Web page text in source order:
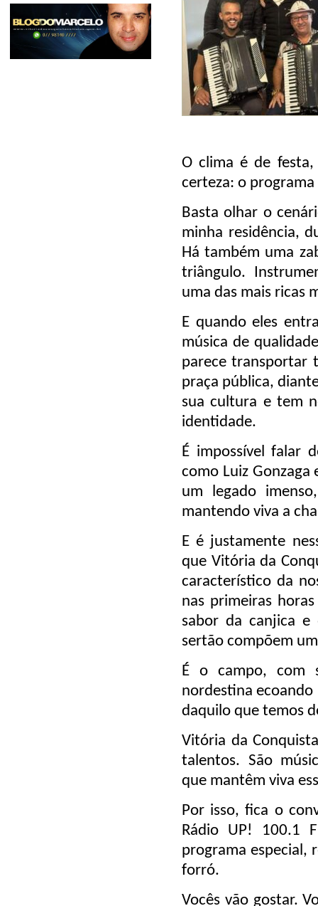
O clima é de
certeza: o
Basta olhar o
minha residência,
Há também uma
triângulo.
uma das mais ricas
E quando eles
música de
parece transportar
praça pública,
sua cultura e tem
identidade.
É impossível falar
como Luiz Gonzaga
um legado
mantendo viva a
E é justamente
que Vitória da
característico da
nas primeiras
sabor da canjica e
sertão compõem
É o campo, com
nordestina ecoando
daquilo que temos
Vitória da
talentos. São
que mantêm viva
Por isso, fica o
Rádio UP! 100.1
programa especial,
forró.
Vocês vão gostar.